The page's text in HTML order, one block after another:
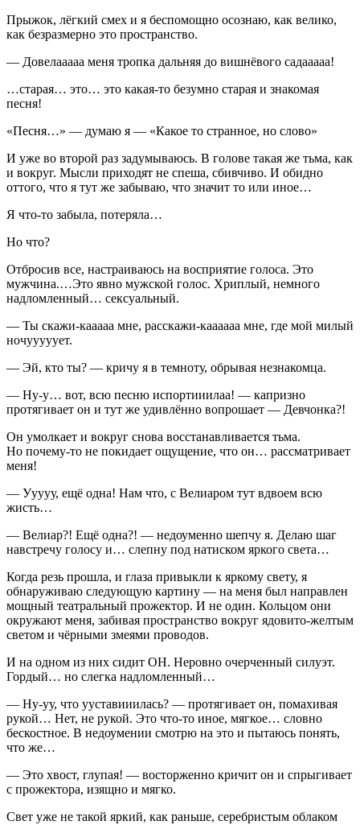
Прыжок, лёгкий смех и я беспомощно осознаю, как велико,
как безразмерно это пространство.
— Довелааааа меня тропка дальняя до вишнёвого садааааа!
…старая… это… это какая-то безумно старая и знакомая
песня!
«Песня…» — думаю я — «Какое то странное, но слово»
И уже во второй раз задумываюсь. В голове такая же тьма, как
и вокруг. Мысли приходят не спеша, сбивчиво. И обидно
оттого, что я тут же забываю, что значит то или иное…
Я что-то забыла, потеряла…
Но что?
Отбросив все, настраиваюсь на восприятие голоса. Это
мужчина.…Это явно мужской голос. Хриплый, немного
надломленный… сексуальный.
— Ты скажи-кааааа мне, расскажи-каааааа мне, где мой милый
ночууууует.
— Эй, кто ты? — кричу я в темноту, обрывая незнакомца.
— Ну-у… вот, всю песню испортииилаа! — капризно
протягивает он и тут же удивлённо вопрошает — Девчонка?!
Он умолкает и вокруг снова восстанавливается тьма.
Но почему-то не покидает ощущение, что он… рассматривает
меня!
— Ууууу, ещё одна! Нам что, с Велиаром тут вдвоем всю
жисть…
— Велиар?! Ещё одна?! — недоуменно шепчу я. Делаю шаг
навстречу голосу и… слепну под натиском яркого света…
Когда резь прошла, и глаза привыкли к яркому свету, я
обнаруживаю следующую картину — на меня был направлен
мощный театральный прожектор. И не один. Кольцом они
окружают меня, забивая пространство вокруг ядовито-желтым
светом и чёрными змеями проводов.
И на одном из них сидит ОН. Неровно очерченный силуэт.
Гордый… но слегка надломленный…
— Ну-уу, что ууставииилась? — протягивает он, помахивая
рукой… Нет, не рукой. Это что-то иное, мягкое… словно
бескостное. В недоумении смотрю на это и пытаюсь понять,
что же…
— Это хвост, глупая! — восторженно кричит он и спрыгивает
с прожектора, изящно и мягко.
Свет уже не такой яркий, как раньше, серебристым облаком